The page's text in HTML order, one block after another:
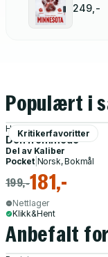
249,-
Populært i
Kritikerfavoritter
Harlan Coben
Den fremmede
Del av Kaliber
Pocket| Norsk, Bokmål
199,-181,-
Nettlager
Klikk&Hent
Anbefalt